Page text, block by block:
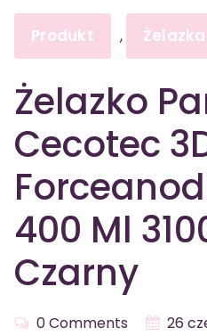
Produkt , Żelazka
Żelazko
Cecotec
400 Ml
Czarny
0 Comments 26